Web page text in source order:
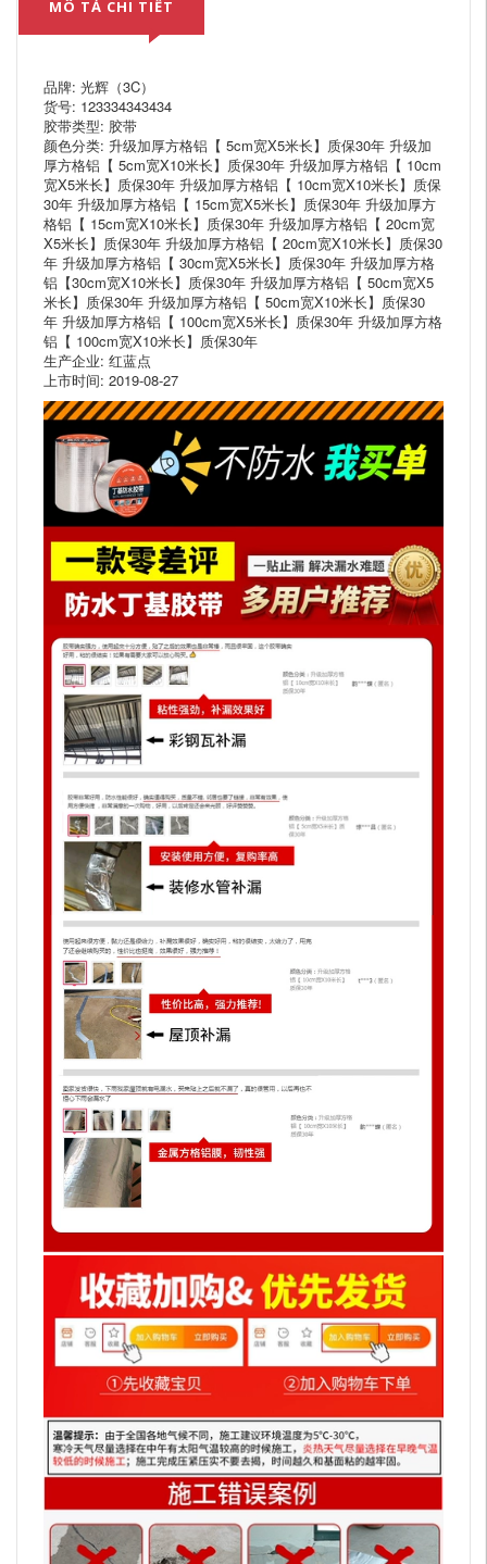
MÔ TẢ CHI TIẾT
品牌: 光辉（3C）
货号: 123334343434
胶带类型: 胶带
颜色分类: 升级加厚方格铝【 5cm宽X5米长】质保30年 升级加
厚方格铝【 5cm宽X10米长】质保30年 升级加厚方格铝【 10cm
宽X5米长】质保30年 升级加厚方格铝【 10cm宽X10米长】质保
30年 升级加厚方格铝【 15cm宽X5米长】质保30年 升级加厚方
格铝【 15cm宽X10米长】质保30年 升级加厚方格铝【 20cm宽
X5米长】质保30年 升级加厚方格铝【 20cm宽X10米长】质保30
年 升级加厚方格铝【 30cm宽X5米长】质保30年 升级加厚方格
铝【30cm宽X10米长】质保30年 升级加厚方格铝【 50cm宽X5
米长】质保30年 升级加厚方格铝【 50cm宽X10米长】质保30
年 升级加厚方格铝【 100cm宽X5米长】质保30年 升级加厚方格
铝【 100cm宽X10米长】质保30年
生产企业: 红蓝点
上市时间: 2019-08-27